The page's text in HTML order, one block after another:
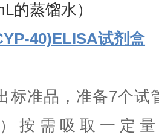
的蒸馏水）
40)ELISA试剂盒
标准品，准备7个试
）按需吸取一定